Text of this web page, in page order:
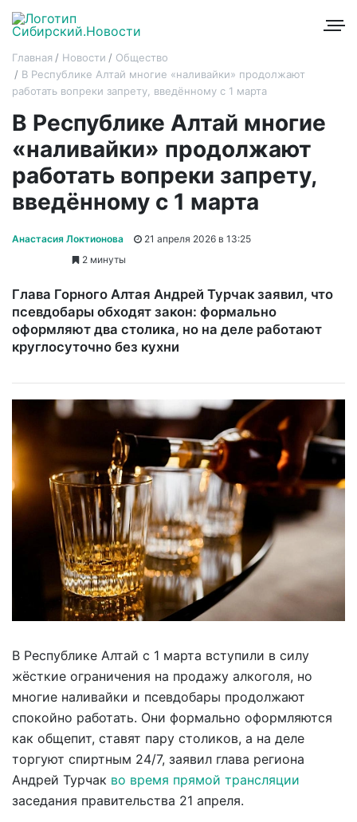
Главная Новости
Общество
В Республике Алтай многие «наливайки» продолжают
работать вопреки запрету, введённому с 1 марта
В Республике Алтай многие
«наливайки» продолжают
работать вопреки запрету,
введённому с 1 марта
Анастасия Локтионова
21 апреля 2026 в 13:25
2 минуты
Глава Горного Алтая Андрей Турчак заявил, что
псевдобары обходят закон: формально
оформляют два столика, но на деле работают
круглосуточно без кухни
В Республике Алтай с 1 марта вступили в силу
жёсткие ограничения на продажу алкоголя, но
многие наливайки и псевдобары продолжают
спокойно работать. Они формально оформляются
как общепит, ставят пару столиков, а на деле
торгуют спиртным 24/7, заявил глава региона
Андрей Турчак во время прямой трансляции
заседания правительства 21 апреля.